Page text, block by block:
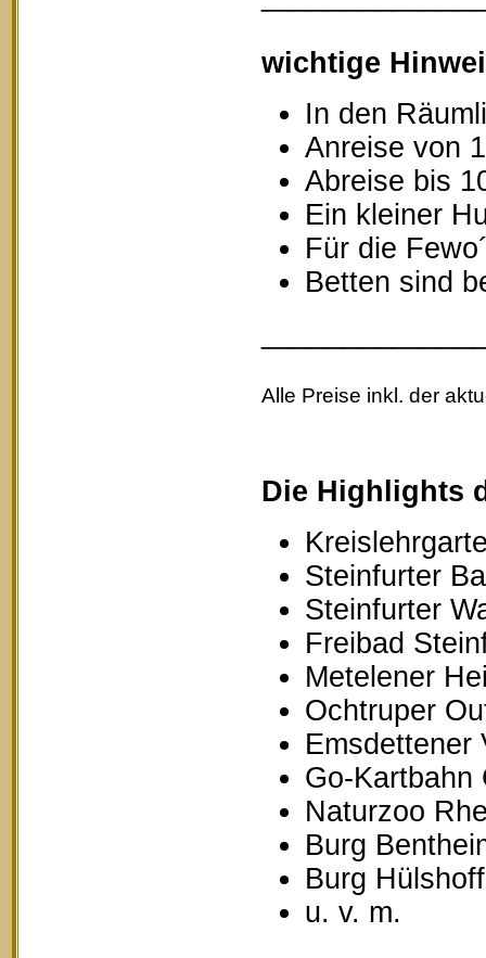
wichtige
In den
Anreise von
Abreise bis
Ein kleiner
Für die
Betten sind
Alle Preise inkl. der
Die Highlights
Steinfurter
Steinfurter
Freibad
Metelener
Ochtruper
Emsdettener
Go-Kartbahn
Naturzoo
Burg
Burg
u. v. m.